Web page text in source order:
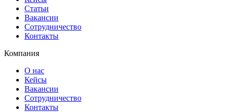
Статьи
Вакансии
Сотрудничество
Контакты
Компания
О нас
Кейсы
Вакансии
Сотрудничество
Контакты